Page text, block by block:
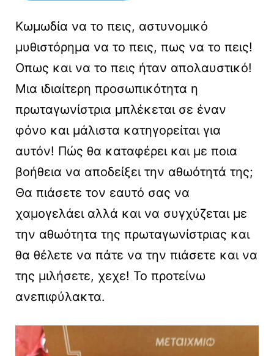
Κωμωδία να το πεις, αστυνομικό
μυθιστόρημα να το πεις, πως να το πεις!
Οπως και να το πεις ήταν απολαυστικό!
Μια ιδιαίτερη προσωπικότητα η
πρωταγωνίστρια μπλέκεται σε έναν
φόνο και μάλιστα κατηγορείται για
αυτόν! Πώς θα καταφέρει και με ποια
βοήθεια να αποδείξει την αθωότητά της;
Θα πιάσετε τον εαυτό σας να
χαμογελάει αλλά και να συγχύζεται με
την αθωότητα της πρωταγωνίστριας και
θα θέλετε να πάτε να την πιάσετε και να
της μιλήσετε, χεχε! Το προτείνω
ανεπιφύλακτα.